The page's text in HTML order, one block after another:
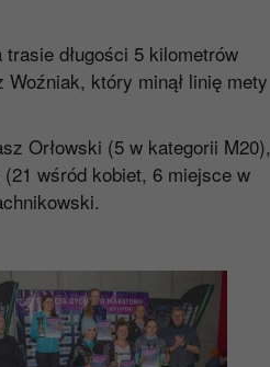
długości 5 kilometrów
który minął linię mety
Orłowski (5 w kategorii M20),
wśród kobiet, 6 miejsce w